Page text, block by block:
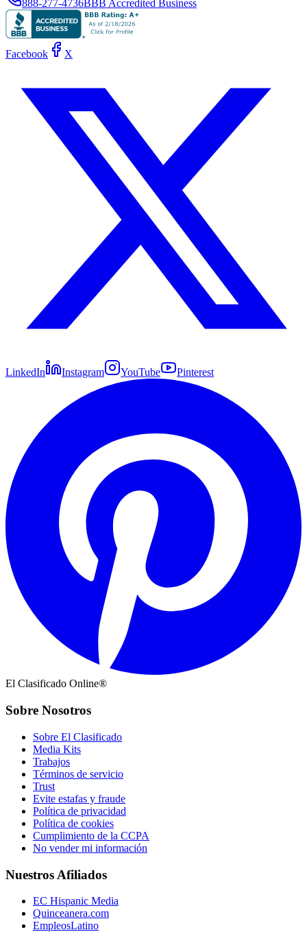
888-277-4736BBB Accredited Business
Facebook X
LinkedIn Instagram YouTube Pinterest
El Clasificado Online®
Sobre Nosotros
Sobre El Clasificado
Media Kits
Trabajos
Términos de servicio
Trust
Evite estafas y fraude
Política de privacidad
Política de cookies
Cumplimiento de la CCPA
No vender mi información
Nuestros Afiliados
EC Hispanic Media
Quinceanera.com
EmpleosLatino